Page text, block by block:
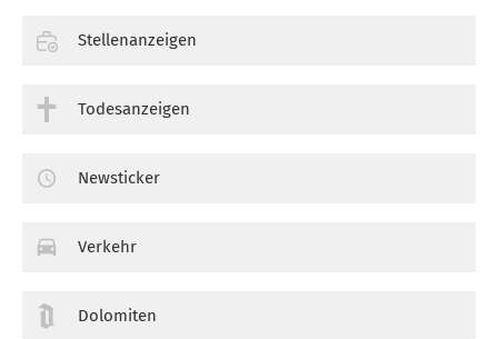
Stellenanzeigen
Todesanzeigen
Newsticker
Verkehr
Dolomiten